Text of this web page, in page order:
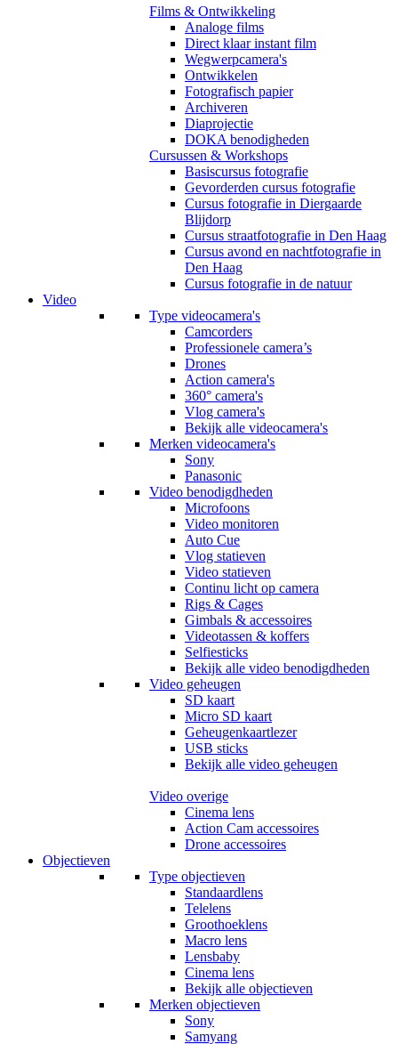
Films & Ontwikkeling
Analoge films
Direct klaar instant film
Wegwerpcamera's
Ontwikkelen
Fotografisch papier
Archiveren
Diaprojectie
DOKA benodigheden
Cursussen & Workshops
Basiscursus fotografie
Gevorderden cursus fotografie
Cursus fotografie in Diergaarde
Blijdorp
Cursus straatfotografie in Den Haag
Cursus avond en nachtfotografie in
Den Haag
Cursus fotografie in de natuur
Video
Type videocamera's
Camcorders
Professionele camera’s
Drones
Action camera's
360° camera's
Vlog camera's
Bekijk alle videocamera's
Merken videocamera's
Sony
Panasonic
Video benodigdheden
Microfoons
Video monitoren
Auto Cue
Vlog statieven
Video statieven
Continu licht op camera
Rigs & Cages
Gimbals & accessoires
Videotassen & koffers
Selfiesticks
Bekijk alle video benodigdheden
Video geheugen
SD kaart
Micro SD kaart
Geheugenkaartlezer
USB sticks
Bekijk alle video geheugen
Video overige
Cinema lens
Action Cam accessoires
Drone accessoires
Objectieven
Type objectieven
Standaardlens
Telelens
Groothoeklens
Macro lens
Lensbaby
Cinema lens
Bekijk alle objectieven
Merken objectieven
Sony
Samyang